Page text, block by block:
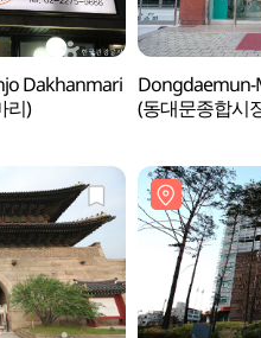
Dakhanmari
리)
(동대문종합시